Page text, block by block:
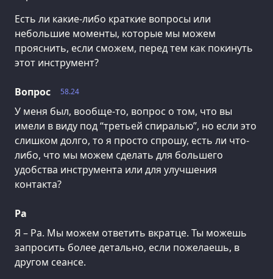
Есть ли какие-либо краткие вопросы или
небольшие моменты, которые мы можем
прояснить, если сможем, перед тем как покинуть
этот инструмент?
58.24
Вопрос
У меня был, вообще-то, вопрос о том, что вы
имели в виду под “третьей спиралью”, но если это
слишком долго, то я просто спрошу, есть ли что-
либо, что мы можем сделать для большего
удобства инструмента или для улучшения
контакта?
Ра
Я – Ра. Мы можем ответить вкратце. Ты можешь
запросить более детально, если пожелаешь, в
другом сеансе.